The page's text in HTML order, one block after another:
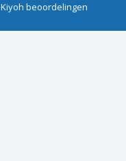
Kiyoh beoordelingen